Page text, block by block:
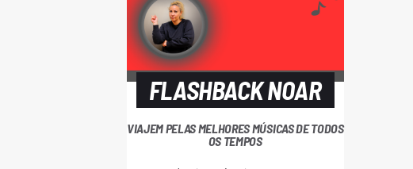
FLASHBACK NOAR
VIAJEM PELAS MELHORES MÚSICAS DE TODOS
OS TEMPOS